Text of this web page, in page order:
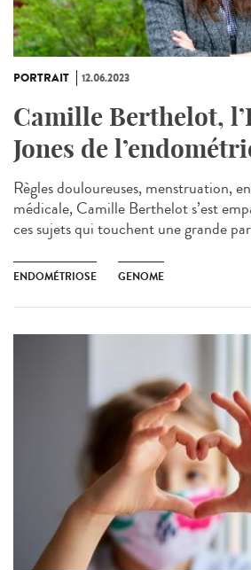
PORTRAIT 12.06.2023
Camille Berthelot,
Jones de
Règles douloureuses, menstruation,
médicale, Camille Berthelot s’est
ces sujets qui touchent une grande
ENDOMÉTRIOSE GENOME